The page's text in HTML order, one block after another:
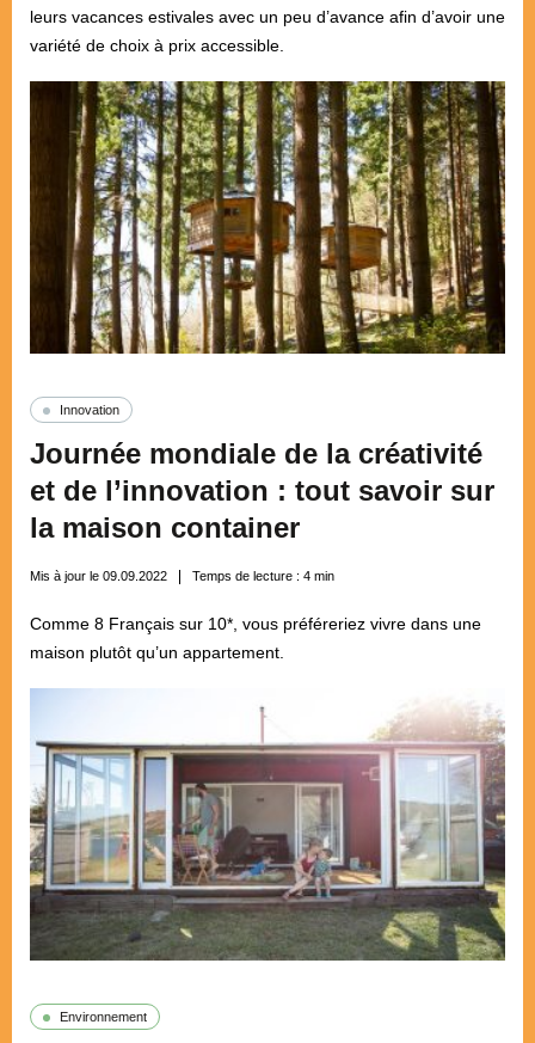
leurs vacances estivales avec un peu d’avance afin d’avoir une
variété de choix à prix accessible.
Innovation
Journée mondiale de la créativité
et de l’innovation : tout savoir sur
la maison container
Mis à jour le 09.09.2022 Temps de lecture : 4 min
Comme 8 Français sur 10*, vous préféreriez vivre dans une
maison plutôt qu’un appartement.
Environnement